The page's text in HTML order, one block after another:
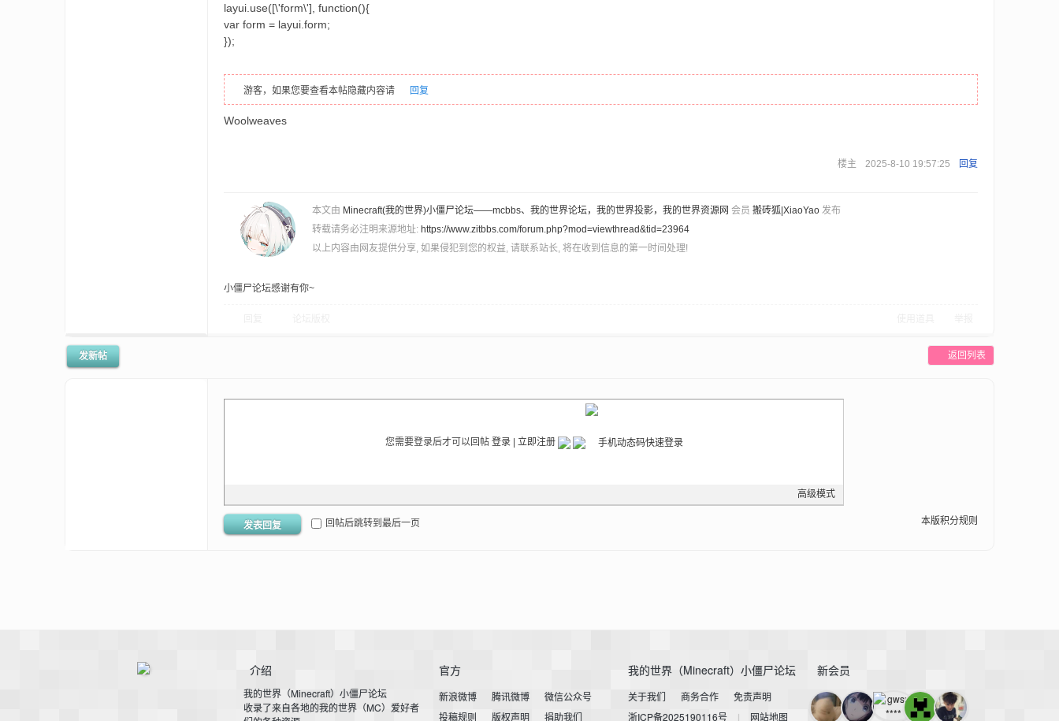
layui.use([\'form\'], function(){
var form = layui.form;
});
游客，如果您要查看本帖隐藏内容请 回复
Woolweaves
楼主 2025-8-10 19:57:25 回复
本文由 Minecraft(我的世界)小僵尸论坛——mcbbs、我的世界论坛，我的世界投影，我的世界资源网 会员 搬砖狐|XiaoYao 发布
转载请务必注明来源地址: https://www.zitbbs.com/forum.php?mod=viewthread&tid=23964
以上内容由网友提供分享, 如果侵犯到您的权益, 请联系站长, 将在收到信息的第一时间处理!
小僵尸论坛感谢有你~
返回列表
发新帖
您需要登录后才可以回帖 登录| 立即注册
高级模式
本版积分规则
发表回复 回帖后跳转到最后一页
介绍
我的世界（Minecraft）小僵尸论坛
收录了来自各地的我的世界（MC）爱好者
官方
新浪微博 腾讯微博
微信公众号
投稿规则
版权声明 捐助我们
我的世界（Minecraft）小僵尸论坛
关于我们 商务合作
免责声明
浙ICP备2025190116号
| 网站地图
新会员